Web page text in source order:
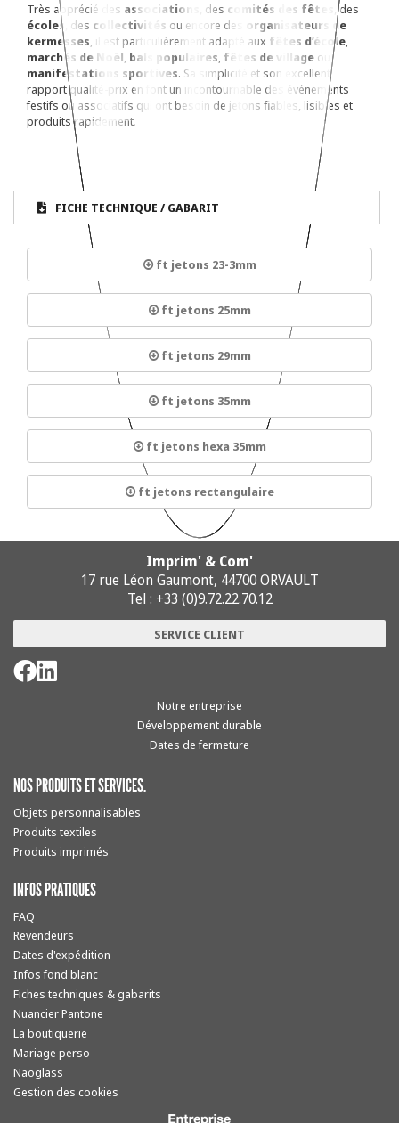
Très apprécié des associations , des comités des fêtes
, des
écoles , des collectivités ou encore des
organisateurs de
kermesses, il est particulièrement adapté aux fêtes d’école,
marchés de Noël, bals populaires, fêtes de village ou
manifestations sportives. Sa simplicité et son excellent
rapport qualité-prix en font un incontournable des événements
festifs ou associatifs qui ont besoin de jetons fiables, lisibles et
produits rapidement.
FICHE TECHNIQUE / GABARIT
ft jetons 23-3mm
ft jetons 25mm
ft jetons 29mm
ft jetons 35mm
ft jetons hexa 35mm
ft jetons rectangulaire
Imprim' & Com'
17 rue Léon Gaumont, 44700 ORVAULT
Tel : +33 (0)9.72.22.70.12
SERVICE CLIENT
Notre entreprise
Développement durable
Dates de fermeture
NOS PRODUITS ET SERVICES.
Objets personnalisables
Produits textiles
Produits imprimés
INFOS PRATIQUES
FAQ
Revendeurs
Dates d'expédition
Infos fond blanc
Fiches techniques & gabarits
Nuancier Pantone
La boutiquerie
Mariage perso
Naoglass
Gestion des cookies